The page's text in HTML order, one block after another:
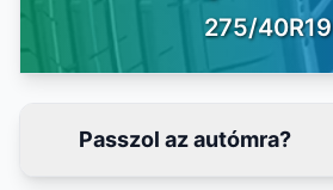
275/40R19
Passzol az autómra?